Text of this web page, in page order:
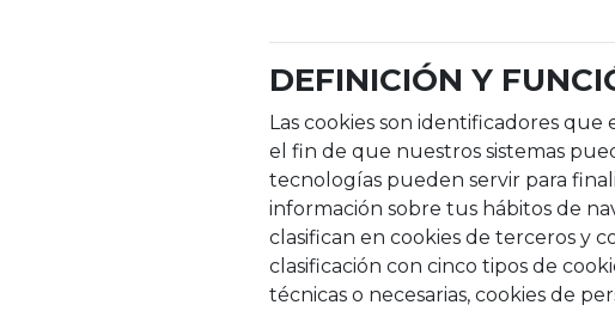
DEFINICIÓN Y
Las cookies son identificadores
el fin de que nuestros sistemas
tecnologías pueden servir para
información sobre tus hábitos de
clasifican en cookies de terceros y
clasificación con cinco tipos de
técnicas o necesarias, cookies de